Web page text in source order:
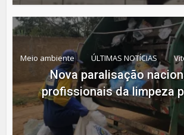
Meio ambiente ÚLTIMAS NOTÍCIAS
Nova paralisação
profissionais da limpeza